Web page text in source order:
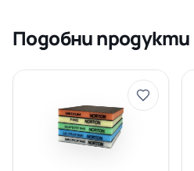
Подобни продукти